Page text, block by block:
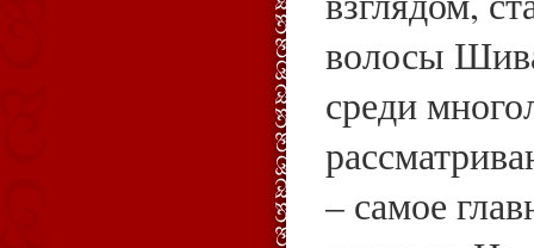
волосы
среди
– самое